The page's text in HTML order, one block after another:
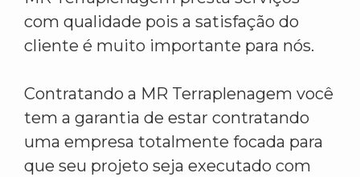
com qualidade pois a satisfação do
cliente é muito importante para nós.
Contratando a MR Terraplenagem você
tem a garantia de estar contratando
uma empresa totalmente focada para
que seu projeto seja executado com